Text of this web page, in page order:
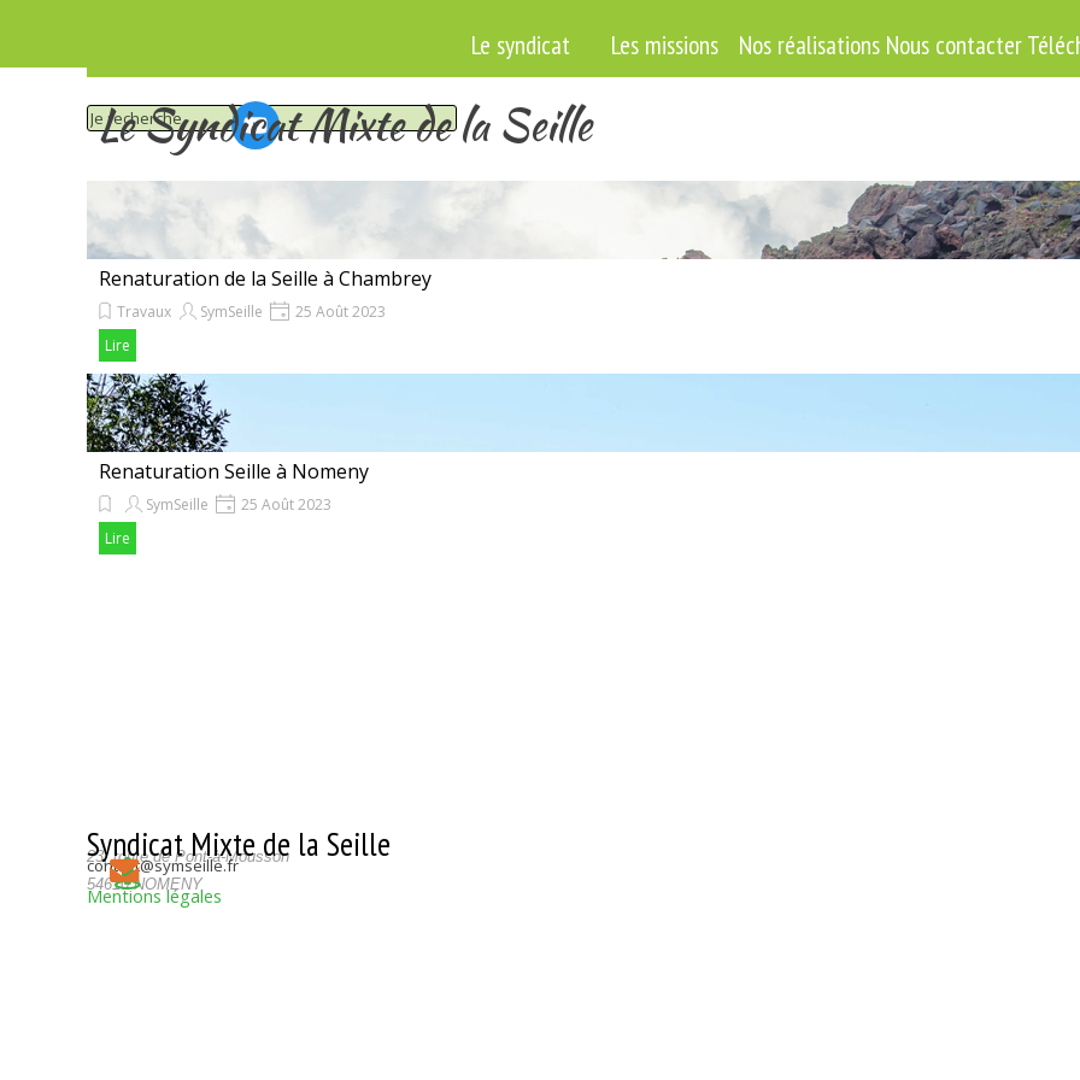
Le syndicat ▼
Les missions Nos réalisations Nous contacter
Le Syndicat Mixte de la Seille
Renaturation de la Seille à Chambrey
Travaux SymSeille
25 Août 2023
Lire
Renaturation Seille à Nomeny
SymSeille
25 Août 2023
Travaux sur le cours d'eau de la Seille sur la traversée de Nomeny
Lire
Syndicat Mixte de la Seille
23, route de Pont-à-Mousson
54610 NOMENY
contact@symseille.fr
Mentions légales